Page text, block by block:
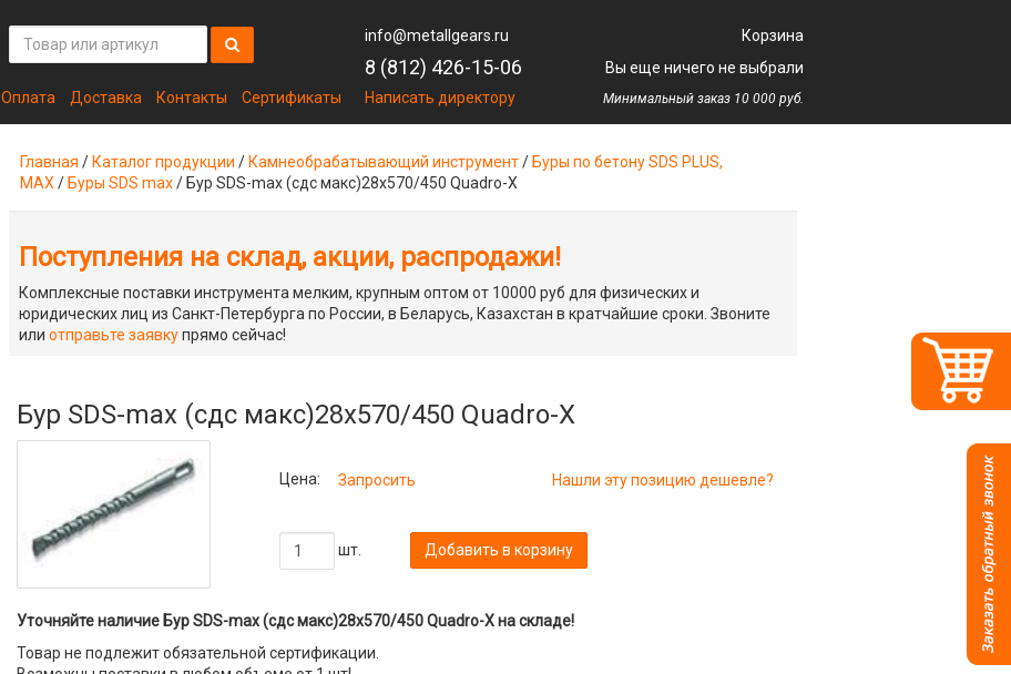
Оплата Доставка Контакты Сертификаты
info@metallgears.ru
8 (812) 426-15-06
Написать директору
Корзина
Вы еще ничего не выбрали
Минимальный заказ 10 000 руб.
Главная / Каталог продукции / Камнеобрабатывающий инструмент/ Буры по бетону SDS PLUS,
MAX / Буры SDS max/ Бур SDS-max (сдс макс)28x570/450 Quadro-X
Поступления на склад, акции, распродажи!
Комплексные поставки инструмента мелким, крупным оптом от 10000 руб для физических и
юридических лиц из Санкт-Петербурга по России, в Беларусь, Казахстан в кратчайшие сроки. Звоните
или отправьте заявкупрямо сейчас!
Бур SDS-max (сдс макс)28x570/450 Quadro-X
Цена: Запросить Нашли эту позицию дешевле?
шт. Добавить в корзину
Уточняйте наличие Бур SDS-max (сдс макс)28x570/450 Quadro-X на складе!
Товар не подлежит обязательной сертификации.